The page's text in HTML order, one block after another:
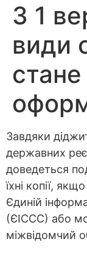
З 1
види
Завдяки
державних
доведеться
їхні копії,
Єдиній
(ЄІССС) або
міжвідомчий